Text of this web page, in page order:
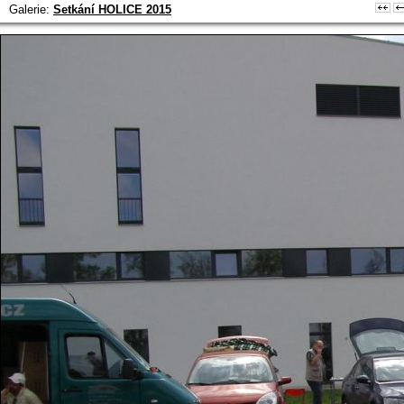
Galerie: Setkání HOLICE 2015